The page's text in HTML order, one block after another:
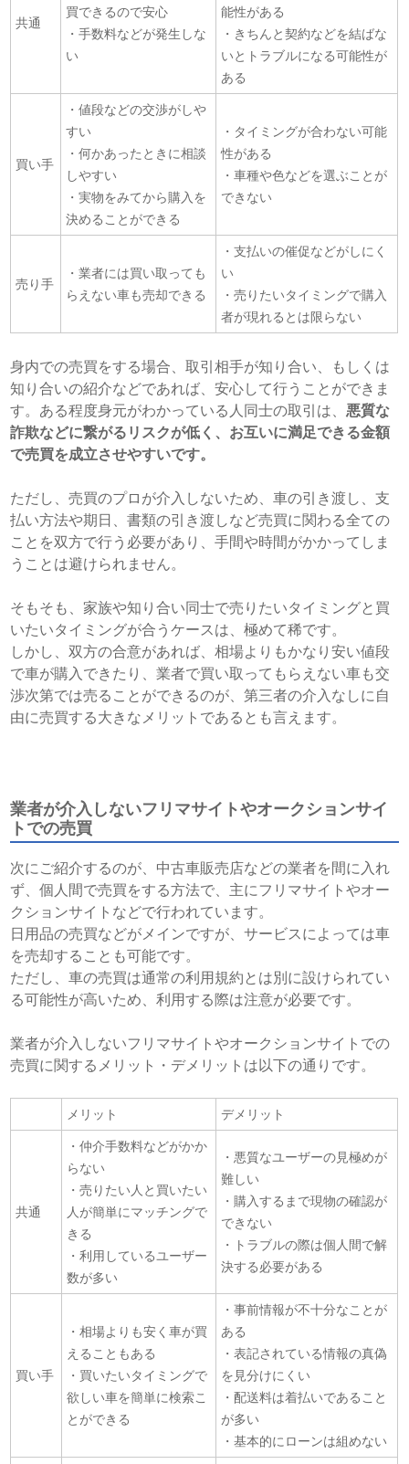
共通
買できるので安心
・手数料などが発生しな
い
能性がある
・きちんと契約などを結ばな
いとトラブルになる可能性が
ある
買い手
・値段などの交渉がしや
すい
・何かあったときに相談
しやすい
・実物をみてから購入を
決めることができる
・タイミングが合わない可能
性がある
・車種や色などを選ぶことが
できない
売り手
・業者には買い取っても
らえない車も売却できる
・支払いの催促などがしにく
い
・売りたいタイミングで購入
者が現れるとは限らない
身内での売買をする場合、取引相手が知り合い、もしくは
知り合いの紹介などであれば、安心して行うことができま
す。ある程度身元がわかっている人同士の取引は、悪質な
詐欺などに繋がるリスクが低く、お互いに満足できる金額
で売買を成立させやすいです。
ただし、売買のプロが介入しないため、車の引き渡し、支
払い方法や期日、書類の引き渡しなど売買に関わる全ての
ことを双方で行う必要があり、手間や時間がかかってしま
うことは避けられません。
そもそも、家族や知り合い同士で売りたいタイミングと買
いたいタイミングが合うケースは、極めて稀です。
しかし、双方の合意があれば、相場よりもかなり安い値段
で車が購入できたり、業者で買い取ってもらえない車も交
渉次第では売ることができるのが、第三者の介入なしに自
由に売買する大きなメリットであるとも言えます。
業者が介入しないフリマサイトやオークションサイ
トでの売買
次にご紹介するのが、中古車販売店などの業者を間に入れ
ず、個人間で売買をする方法で、主にフリマサイトやオー
クションサイトなどで行われています。
日用品の売買などがメインですが、サービスによっては車
を売却することも可能です。
ただし、車の売買は通常の利用規約とは別に設けられてい
る可能性が高いため、利用する際は注意が必要です。
業者が介入しないフリマサイトやオークションサイトでの
売買に関するメリット・デメリットは以下の通りです。
メリット デメリット
共通
・仲介手数料などがかか
らない
・売りたい人と買いたい
人が簡単にマッチングで
きる
・利用しているユーザー
数が多い
・悪質なユーザーの見極めが
難しい
・購入するまで現物の確認が
できない
・トラブルの際は個人間で解
決する必要がある
買い手
・相場よりも安く車が買
えることもある
・買いたいタイミングで
欲しい車を簡単に検索こ
とができる
・事前情報が不十分なことが
ある
・表記されている情報の真偽
を見分けにくい
・配送料は着払いであること
が多い
・基本的にローンは組めない